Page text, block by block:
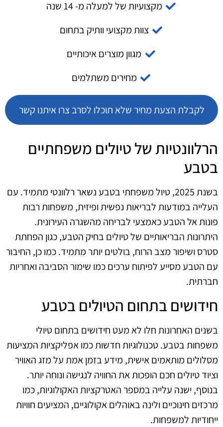
מקצועיות של למעלה מ- 14 שנה
צוות מקצועי וותיק בתחום
מגוון מוצרים איכותיים
מחירים משתלמים
לקבלת הצעת מחיר שלא תוכלו לסרב צרו איתנו קשר
הרלוונטיות של טיולים משפחתיים
בטבע
בשנת 2025, טיול משפחתי בטבע נשאר רלוונטי מתמיד. עם
העלייה במודעות לבריאות נפשית ופיזית, משפחות רבות
פונות אל הטבע כאמצעי לבריחה מהשגרה העירונית.
היתרונות הבריאותיים של טיולים בחיק הטבע, כגון הפחתת
סטרס ושיפור מצב הרוח, בולטים יותר מתמיד. כמו כן, החיבור
עם הטבע מסייע לפיתוח ערכים כמו שימור הסביבה ואחריות
חברתית.
חידושים בתחום הטיולים בטבע
בשנים האחרונות חלו לא מעט חידושים בתחום טיולי
משפחות בטבע. טכנולוגיות חדשות כמו אפליקציות המציעות
מסלולים מותאמים אישית, מידע בזמן אמת על מזג האוויר
וציוד טיולים חכם הופכות את החוויה לנגישה ונוחה יותר.
בנוסף, ישנה עלייה במספר האטרקציות האקולוגיות, כמו
מרכזים חינוכיים ולינה באוהלים אקולוגיים, המציעים חוויות
ייחודיות למשפחות.